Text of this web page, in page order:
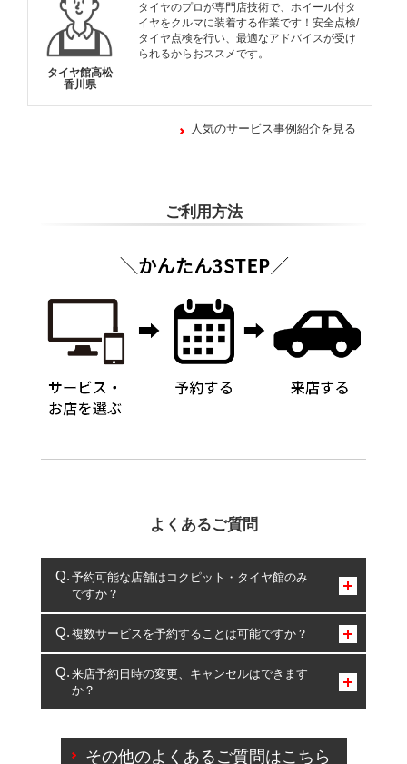
タイヤ館高松
香川県
タイヤのプロが専門店技術で、ホイール付タ
イヤをクルマに装着する作業です！安全点検/
タイヤ点検を行い、最適なアドバイスが受け
られるからおススメです。
人気のサービス事例紹介を見る
ご利用方法
よくあるご質問
予約可能な店舗はコクピット・タイヤ館のみ
ですか？
コクピット・タイヤ館のみとなります。
複数サービスを予約することは可能ですか？
複数サービスのご予約は可能です。
一部の商品・サービスの組み合わせに限り、同時にご予約が
出来ないものもございます。
来店予約日時の変更、キャンセルはできます
か？
ご来店予約日の3営業日前を過ぎている場合のご予約
その他のよくあるご質問はこちら